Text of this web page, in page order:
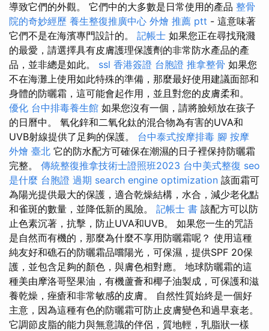
導致它們的外觀。 它們中的大多數是日常使用的產品 整骨
院的奇妙經歷 養生整復推廣中心 外燴 推薦 ptt - 這意味著
它們不是在海濱專門設計的。 記帳士 如果您正在尋找飛濺
的最愛，請選擇具有皮膚護理保護劑的非常防水產品的產
品，並非總是如此。 ssl 香港簽證 台胞證 推拿整骨 如果您
不在海灘上使用如此特殊的準備，那麼最好使用建議面部和
身體的防曬霜，這可能會起作用，並且對您的皮膚柔和。
優化 台中排毒養生館 如果您沒有一個，請將臉頰放在孩子
的日曆中。 氧化鋅和二氧化鈦的混合物為有害的UVA和
UVB射線提供了足夠的保護。 台中泰式按摩排毒 腳 按摩
外燴 臺北 它的防水配方可確保在潮濕的日子裡保持防曬霜
完整。 傳統整復推拿技術士證照班2023 台中美式整復 seo
是什麼 台胞證 過期 search engine optimization 該面霜可
為陽光提供最大的保護，適合乾燥結構，水合，減少老化點
和雀斑的數量，並降低新的風險。 記帳士 書 該配方可以防
止色素沉著，抗擊，防止UVA和UVB。 如果您一生的咒語
是自然而有機的，那麼為什麼不享用防曬霜呢？ 使用這種
純友好和礁石的防曬霜品嚐陽光，可保濕，提供SPF 20保
護，並包含足夠的顏色，與膚色相對應。 地球防曬霜的這
種美由摩洛哥堅果油，有機蘆薈和椰子油製成，可保護和滋
養乾燥，痤瘡和非常敏感的皮膚。 自然性質始終是一個好
主意，因為這種有色的防曬霜可防止皮膚變色和過早衰老。
它調節皮脂的能力與無意識的伴侶，質地輕，乳脂狀一樣